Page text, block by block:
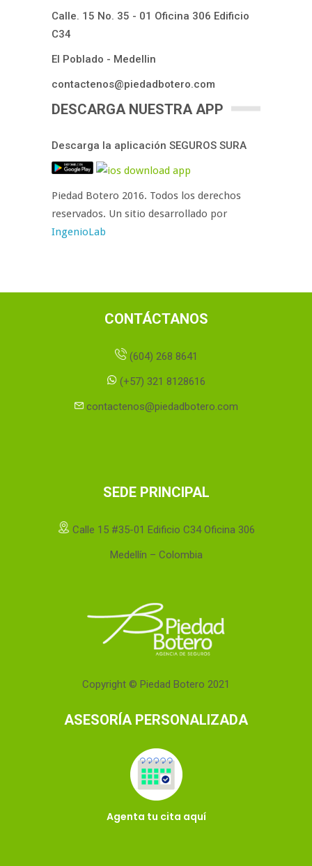
Calle. 15 No. 35 - 01 Oficina 306 Edificio
C34
El Poblado - Medellin​
contactenos@piedadbotero.com​​​​​​​​
DESCARGA NUESTRA APP
Descarga la aplicación SEGUROS SURA
Piedad Botero 2016. Todos los derechos
reservados. Un sitio desarrollado por
IngenioLab
CONTÁCTANOS
(604) 268 8641
(+57) 321 8128616
contactenos@piedadbotero.com
SEDE PRINCIPAL
Calle 15 #35-01 Edificio C34 Oficina 306
Medellín – Colombia
Copyright © Piedad Botero 2021
ASESORÍA PERSONALIZADA
Agenta tu cita aquí